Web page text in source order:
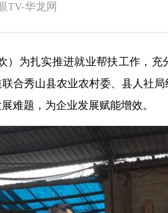
TV-华龙网
）为扎实推进就业帮扶工作，
合秀山县农业农村委、县人社
难题，为企业发展赋能增效。